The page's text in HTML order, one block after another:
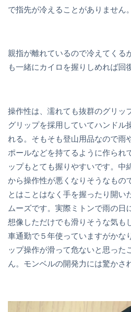
で指先が冷えることがありません。
親指が離れているので冷えてくる
も一緒にカイロを握りしめれば回
操作性は、濡れても抜群のグリッ
グリップを採用していてハンドル
れる。そもそも登山用品なので雨
ポールなどを持てるように作られ
ップもとても握りやすいです。中
から操作性が悪くなりそうなもの
とはことはなく手を握ったり開い
ムーズです。実際ミトンで雨の日
想像しただけでも滑りそうな気も
車通勤で５年使っていますがかな
ップ操作が滑って危ないと思った
ん。モンベルの開発力には驚かさ